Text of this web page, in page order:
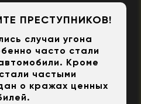
ПРЕСТУПНИКОВ!
случаи угона
часто стали
Кроме
частыми
о кражах ценных